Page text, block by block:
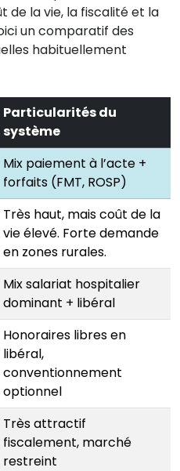
de la vie, la fiscalité et la
un comparatif des
habituellement
Particularités du
système
Mix paiement à l’acte +
forfaits (FMT, ROSP)
Très haut, mais coût de la
vie élevé. Forte demande
en zones rurales.
Mix salariat hospitalier
dominant + libéral
Honoraires libres en
libéral,
conventionnement
optionnel
Très attractif
fiscalement, marché
restreint